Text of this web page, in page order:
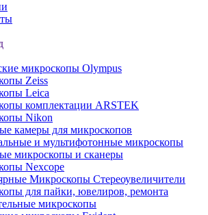
микроскопы Olympus
Zeiss
Leica
комплектации ARSTEK
Nikon
камеры для микроскопов
и мультифотонные микроскопы
микроскопы и сканеры
Nexcope
Микроскопы Стереоувеличители
для пайки, ювелиров, ремонта
микроскопы